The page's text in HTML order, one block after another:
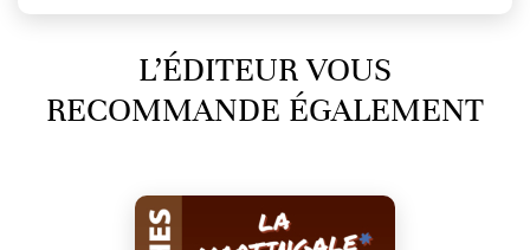
L’ÉDITEUR VOUS
RECOMMANDE ÉGALEMENT